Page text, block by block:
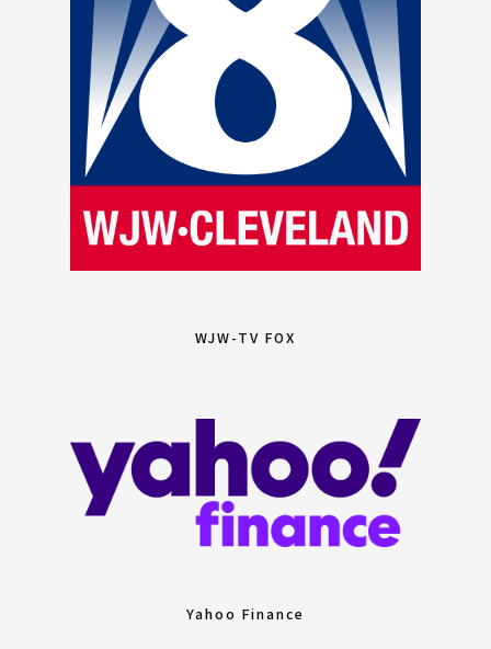
WJW-TV FOX
Yahoo Finance